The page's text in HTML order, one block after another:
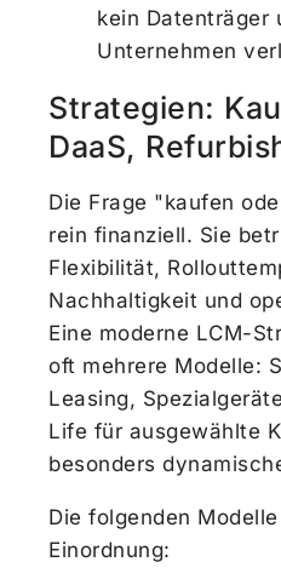
kein Datenträger
Unternehmen
Strategien:
DaaS,
Die Frage "kaufen
rein finanziell. Sie
Flexibilität,
Nachhaltigkeit und
Eine moderne LCM-
oft mehrere Modelle:
Leasing,
Life für ausgewählte
besonders
Die folgenden
Einordnung: